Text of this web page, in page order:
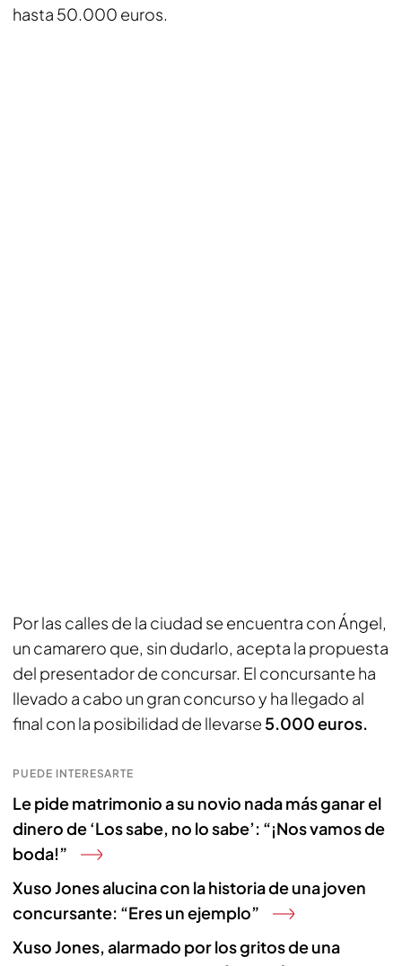
hasta 50.000 euros.
Por las calles de la ciudad se encuentra con Ángel,
un camarero que, sin dudarlo, acepta la propuesta
del presentador de concursar. El concursante ha
llevado a cabo un gran concurso y ha llegado al
final con la posibilidad de llevarse 5.000 euros.
PUEDE INTERESARTE
Le pide matrimonio a su novio nada más ganar el
dinero de ‘Los sabe, no lo sabe’: “¡Nos vamos de
boda!”
Xuso Jones alucina con la historia de una joven
concursante: “Eres un ejemplo”
Xuso Jones, alarmado por los gritos de una